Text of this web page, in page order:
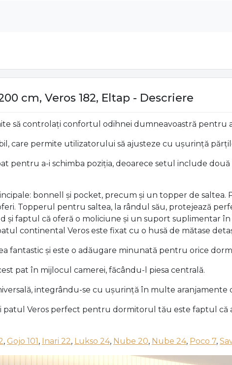
cm, Veros 182, Eltap - Descriere
să controlați confortul odihnei dumneavoastră pentru
care permite utilizatorului să ajusteze cu ușurință
pentru a-i schimba poziția, deoarece setul include
bonnell și pocket, precum și un topper de
Topperul pentru saltea, la rândul său, protejează
și faptul că oferă o moliciune și un suport suplimentar
continental Veros este fixat cu o husă de mătase
fantastic și este o adăugare minunată pentru orice
pat în mijlocul camerei, făcându-l piesa centrală.
integrându-se cu ușurință în multe
patul Veros perfect pentru dormitorul tău este faptul că
, Gojo 101 , Inari 22, Lukso 24, Nube 20, Nube 24, Poco 7,